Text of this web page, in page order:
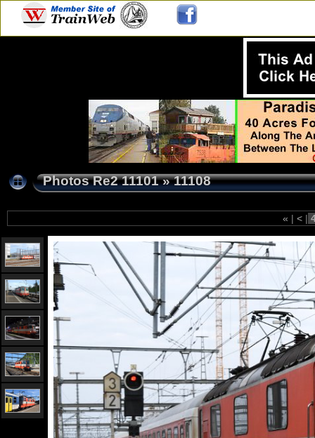
Photos Re2 11101»11108
« | < |